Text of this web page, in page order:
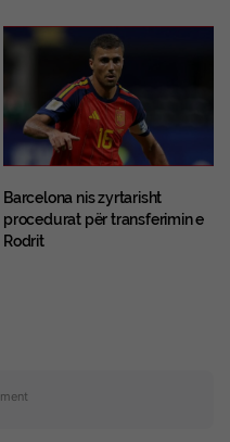
Barcelona nis zyrtarisht
procedurat për transferimin e
Rodrit